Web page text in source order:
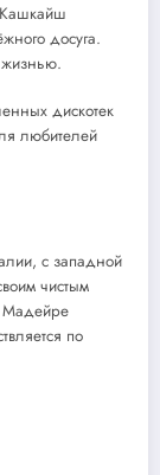
досуга.
жизнью.
дискотек
любителей
с западной
чистым
Мадейре
по